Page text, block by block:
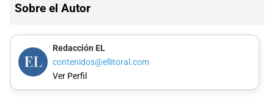
Sobre el Autor
Redacción EL
contenidos@ellitoral.com
Ver Perfil